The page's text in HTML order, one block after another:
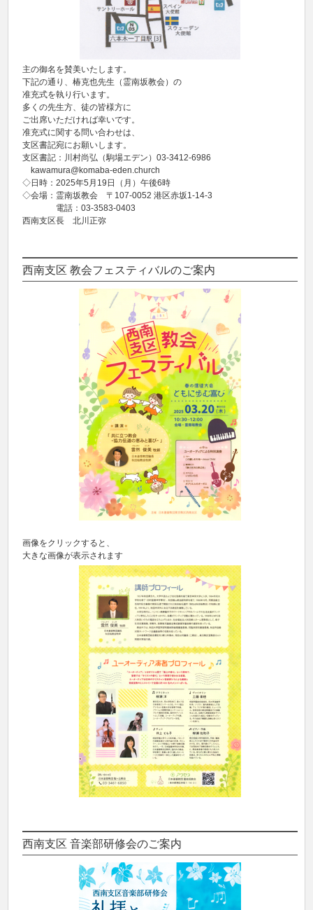
主の御名を賛美いたします。
下記の通り、椿克也先生（霊南坂教会）の
准充式を執り行います。
多くの先生方、徒の皆様方に
ご出席いただければ幸いです。
准充式に関する問い合わせは、
支区書記宛にお願いします。
支区書記：川村尚弘（駒場エデン）03-3412-6986
kawamura@komaba-eden.church
◇日時：2025年5月19日（月）午後6時
◇会場：霊南坂教会 〒107-0052 港区赤坂1-14-3
電話：03-3583-0403
西南支区長 北川正弥
西南支区 教会フェスティバルのご案内
画像をクリックすると、
大きな画像が表示されます
西南支区 音楽部研修会のご案内